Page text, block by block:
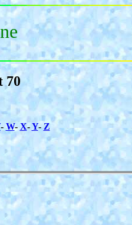
70
- W- X-Y-Z